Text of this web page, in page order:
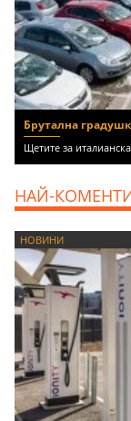
Брутална
Щетите за
НАЙ-
НОВИНИ